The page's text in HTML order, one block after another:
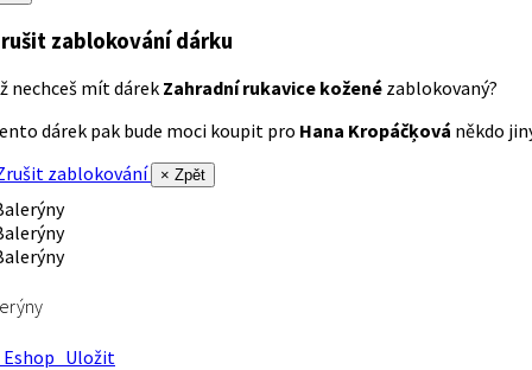
zablokování dárku
nechceš mít dárek Zahradní rukavice kožené zablokovaný?
dárek pak bude moci koupit pro Hana Kropáčķová někdo
zablokování
× Zpět
Uložit